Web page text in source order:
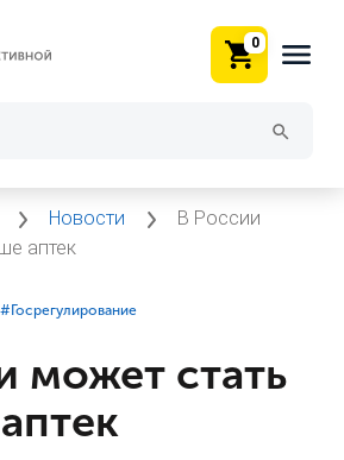
0
Новости
В России
аптек
#⁣Госрегулирование
может стать